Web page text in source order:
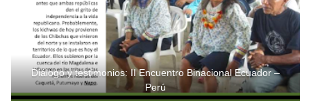
Diálogo y testimonios: II Encuentro Binacional Ecuador –
Perú